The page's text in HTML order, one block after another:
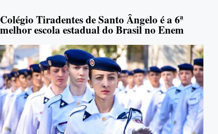
Colégio Tiradentes de Santo Ângelo é a 6ª
melhor escola estadual do Brasil no Enem